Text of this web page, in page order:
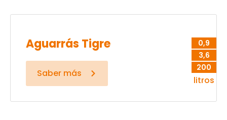
0,9
3,6
200
litros
Aguarrás Tigre
Saber más